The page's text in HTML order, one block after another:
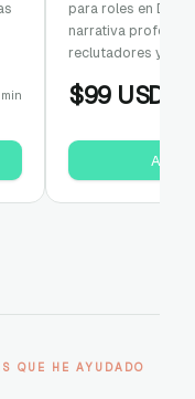
para roles en
narrativa
reclutadores y
$99USD
QUE HE AYUDADO